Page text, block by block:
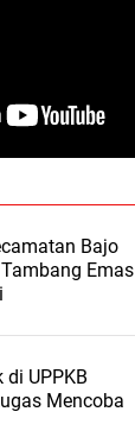
Bajo
Emas
UPPKB
Mencoba